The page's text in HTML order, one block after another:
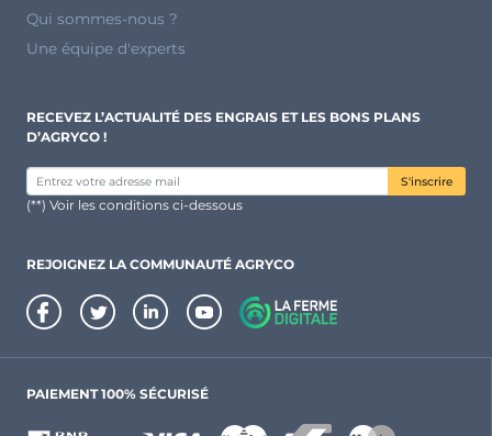
Qui sommes-nous ?
Une équipe d'experts
RECEVEZ L’ACTUALITÉ DES ENGRAIS ET LES BONS PLANS
D’AGRYCO !
S'inscrire
(**) Voir les conditions ci-dessous
REJOIGNEZ LA COMMUNAUTÉ AGRYCO
PAIEMENT 100% SÉCURISÉ